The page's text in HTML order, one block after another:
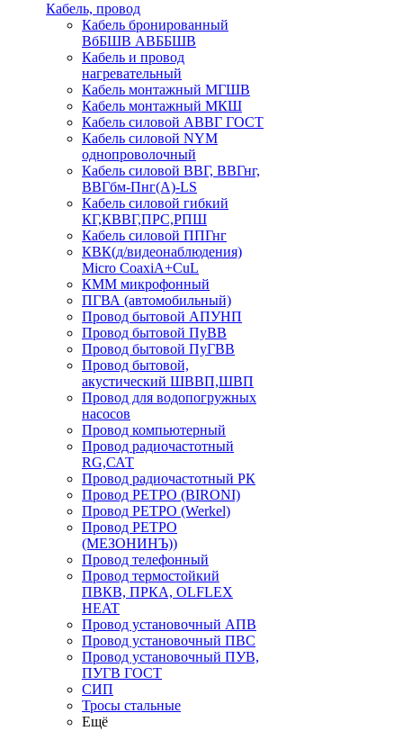
Кабель, провод
Кабель бронированный
ВбБШВ АВББШВ
Кабель и провод
нагревательный
Кабель монтажный МГШВ
Кабель монтажный МКШ
Кабель силовой АВВГ ГОСТ
Кабель силовой NYM
однопроволочный
Кабель силовой ВВГ, ВВГнг,
ВВГбм-Пнг(А)-LS
Кабель силовой гибкий
КГ,КВВГ,ПРС,РПШ
Кабель силовой ППГнг
КВК(д/видеонаблюдения)
Micro CoaxiA+CuL
КММ микрофонный
ПГВА (автомобильный)
Провод бытовой АПУНП
Провод бытовой ПуВВ
Провод бытовой ПуГВВ
Провод бытовой,
акустический ШВВП,ШВП
Провод для водопогружных
насосов
Провод компьютерный
Провод радиочастотный
RG,САТ
Провод радиочастотный РК
Провод РЕТРО (BIRONI)
Провод РЕТРО (Werkel)
Провод РЕТРО
(МЕЗОНИНЪ))
Провод телефонный
Провод термостойкий
ПВКВ, ПРКА, OLFLEX
HEAT
Провод установочный АПВ
Провод установочный ПВС
Провод установочный ПУВ,
ПУГВ ГОСТ
СИП
Тросы стальные
Ещё